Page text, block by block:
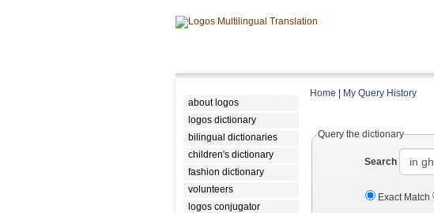
about logos
logos dictionary
bilingual dictionaries
children's dictionary
fashion dictionary
volunteers
logos conjugator
Home My Query History
Query the dictionary
Search
Exact Match